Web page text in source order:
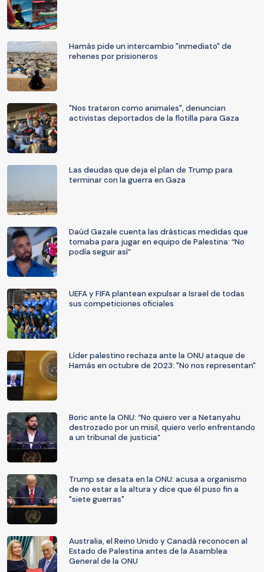
Hamás pide un intercambio "inmediato" de
rehenes por prisioneros
"Nos trataron como animales", denuncian
activistas deportados de la flotilla para Gaza
Las deudas que deja el plan de Trump para
terminar con la guerra en Gaza
Daúd Gazale cuenta las drásticas medidas que
tomaba para jugar en equipo de Palestina: “No
podía seguir así”
UEFA y FIFA plantean expulsar a Israel de todas
sus competiciones oficiales
Líder palestino rechaza ante la ONU ataque de
Hamás en octubre de 2023: "No nos representan"
Boric ante la ONU: “No quiero ver a Netanyahu
destrozado por un misil, quiero verlo enfrentando
a un tribunal de justicia”
Trump se desata en la ONU: acusa a organismo
de no estar a la altura y dice que él puso fin a
"siete guerras"
Australia, el Reino Unido y Canadá reconocen al
Estado de Palestina antes de la Asamblea
General de la ONU